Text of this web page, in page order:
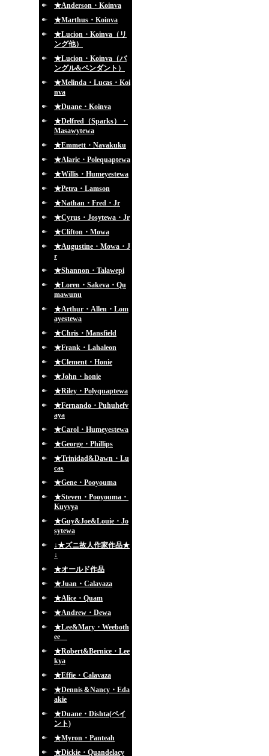
★Anderson・Koinva
★Marthus・Koinva
★Lucion・Koinva（リ
ング他）
★Lucion・Koinva（バ
ングル&ペンダント）
★Melinda・Lucas・Koi
nva
★Duane・Koinva
★Delfred（Sparks）・
Masawytewa
★Emmett・Navakuku
★Alaric・Polequaptewa
★Willis・Humeyestewa
★Petra・Lamson
★Nathan・Fred・Jr
★Cyrus・Josytewa・Jr
★Clifton・Mowa
★Augustine・Mowa・J
r
★Shannon・Talawepi
★Loren・Sakeva・Qu
mawunu
★Arthur・Allen・Lom
ayestewa
★Chris・Mansfield
★Frank・Lahaleon
★Clement・Honie
★John・honie
★Riley・Polyquaptewa
★Fernando・Puhuhefv
aya
★Carol・Humeyestewa
★George・Phillips
★Trinidad&Dawn・Lu
cas
★Gene・Pooyouma
★Steven・Pooyouma・
Kuyvya
★Guy&Joe&Louie・Jo
sytewa
↓★ズニ故人作家作品★
↓
★オールド作品
★Juan・Calavaza
★Alice・Quam
★Andrew・Dewa
★Lee&Mary・Weeboth
ee
★Robert&Bernice・Lee
kya
★Effie・Calavaza
★Dennis＆Nancy・Eda
akie
★Duane・Dishta(ペイ
ント)
★Myron・Panteah
★Dickie・Quandelacy